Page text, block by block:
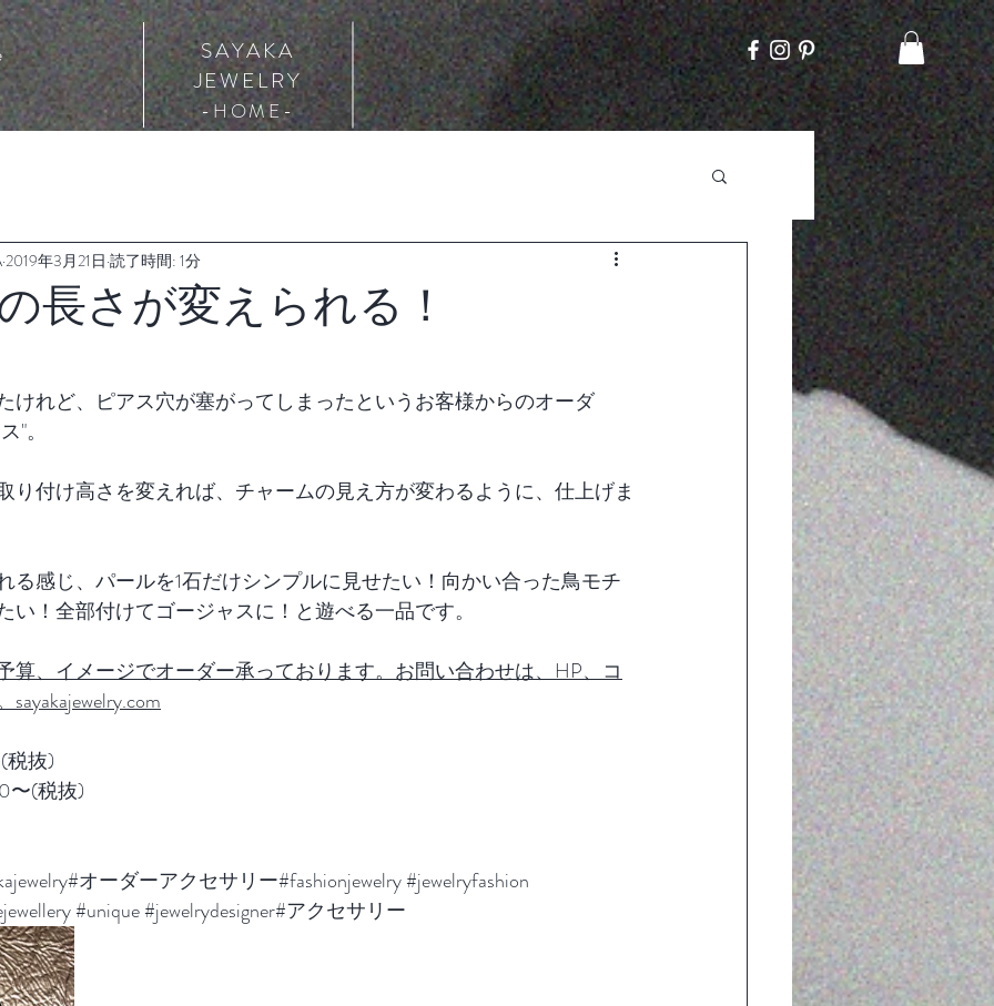
SAYAKA
JEWELRY
​-HOME-
長さが変えられる！
2019年3月21日 読了時間: 1分
けれど、ピアス穴が塞がってしまったというお客様からのオーダ
"。
り付け高さを変えれば、チャームの見え方が変わるように、仕上げま
る感じ、パールを1石だけシンプルに見せたい！向かい合った鳥モチ
い！全部付けてゴージャスに！と遊べる一品です。
算、イメージでオーダー承っております。お問い合わせは、HP、コ
税抜)
〜(税抜)
オーダーアクセサリー#fashionjewelry #jewelryfashion
#unique#jewelrydesigner#アクセサリー